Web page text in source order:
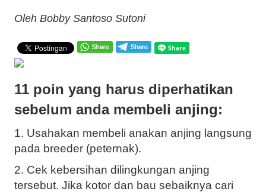
Oleh Bobby Santoso Sutoni
11 poin yang harus diperhatikan
sebelum anda membeli anjing:
1. Usahakan membeli anakan anjing langsung
pada breeder (peternak).
2. Cek kebersihan dilingkungan anjing
tersebut. Jika kotor dan bau sebaiknya cari